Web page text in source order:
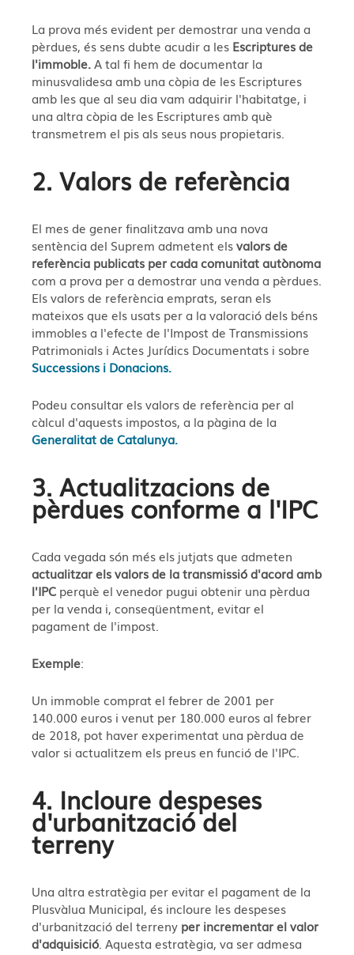
La prova més evident per demostrar una venda a
pèrdues, és sens dubte acudir a les Escriptures de
l'immoble.A tal fi hem de documentar la
minusvalidesa amb una còpia de les Escriptures
amb les que al seu dia vam adquirir l'habitatge, i
una altra còpia de les Escriptures amb què
transmetrem el pis als seus nous propietaris.
2. Valors de referència
El mes de gener finalitzava amb una nova
sentència del Suprem admetent elsvalors de
referència publicats per cada comunitat autònoma
com a prova per a demostrar una venda a pèrdues.
Els valors de referència emprats, seran els
mateixos que els usats per a la valoració dels béns
immobles a l'efecte de l'Impost de Transmissions
Patrimonials i Actes Jurídics Documentats i sobre
Successions i Donacions.
Podeu consultar els valors de referència per al
càlcul d'aquests impostos, a la pàgina de la
Generalitat de Catalunya.
3. Actualitzacions de
pèrdues conforme a l'IPC
Cada vegada són més els jutjats que admeten
actualitzar els valors de la transmissió d'acord amb
l'IPC perquè el venedor pugui obtenir una pèrdua
per la venda i, conseqüentment, evitar el
pagament de l'impost.
Exemple:
Un immoble comprat el febrer de 2001 per
140.000 euros i venut per 180.000 euros al febrer
de 2018, pot haver experimentat una pèrdua de
valor si actualitzem els preus en funció de l'IPC.
4. Incloure despeses
d'urbanització del
terreny
Una altra estratègia per evitar el pagament de la
Plusvàlua Municipal, és incloure les despeses
d'urbanització del terreny per incrementar el valor
d'adquisició . Aquesta estratègia, va ser admesa